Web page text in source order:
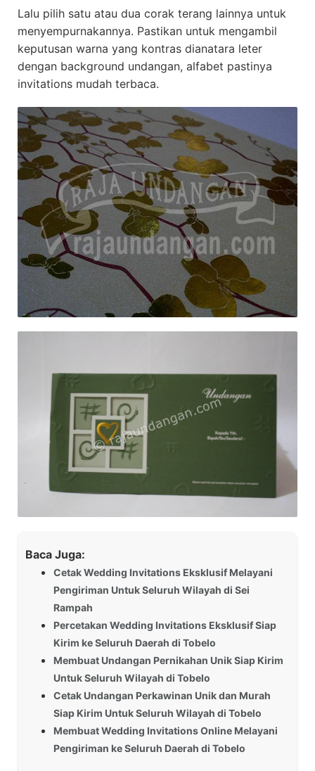
Lalu pilih satu atau dua corak terang lainnya untuk
menyempurnakannya. Pastikan untuk mengambil
keputusan warna yang kontras dianatara leter
dengan background undangan, alfabet pastinya
invitations mudah terbaca.
Baca Juga:
Cetak Wedding Invitations Eksklusif Melayani
Pengiriman Untuk Seluruh Wilayah di Sei
Rampah
Percetakan Wedding Invitations Eksklusif Siap
Kirim ke Seluruh Daerah di Tobelo
Membuat Undangan Pernikahan Unik Siap Kirim
Untuk Seluruh Wilayah di Tobelo
Cetak Undangan Perkawinan Unik dan Murah
Siap Kirim Untuk Seluruh Wilayah di Tobelo
Membuat Wedding Invitations Online Melayani
Pengiriman ke Seluruh Daerah di Tobelo